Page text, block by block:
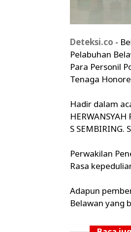
Deteksi.co -
Pelabuhan
Para Personil
Tenaga
Hadir dalam
S SEMBIRING.
Perwakilan
Rasa
Adapun
Belawan yang